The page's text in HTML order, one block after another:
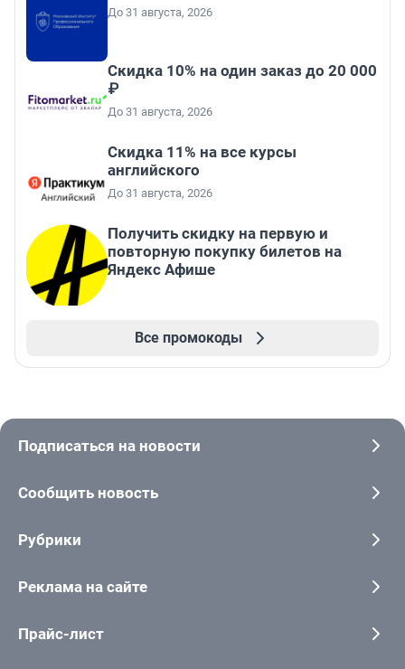
До 31 августа, 2026
Скидка 10% на один заказ до 20 000
₽
До 31 августа, 2026
Скидка 11% на все курсы
английского
До 31 августа, 2026
Получить скидку на первую и
повторную покупку билетов на
Яндекс Афише
Все промокоды
Подписаться на новости
Сообщить новость
Рубрики
Реклама на сайте
Прайс-лист